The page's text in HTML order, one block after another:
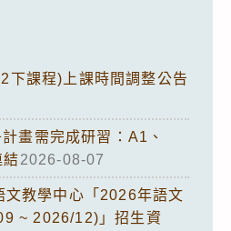
下課程)上課時間調整公告
畫需完成研習：A1、
2026-08-07
文教學中心「2026年語文
~ 2026/12)」招生資